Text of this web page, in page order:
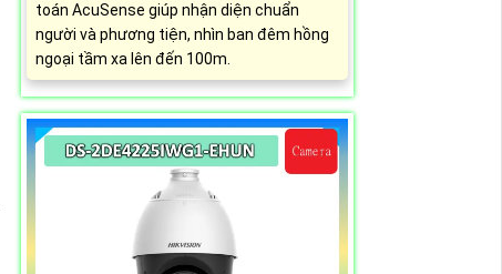
toán AcuSense giúp nhận diện chuẩn
người và phương tiện, nhìn ban đêm hồng
ngoại tầm xa lên đến 100m.